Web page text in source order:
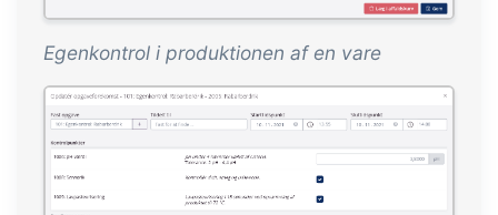
Egenkontrol i produktionen af en vare